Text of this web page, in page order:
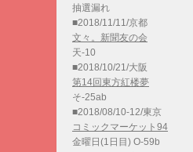
抽選漏れ
■2018/11/11/京都
文々。新聞友の会
天-10
■2018/10/21/大阪
第14回東方紅楼夢
そ-25ab
■2018/08/10-12/東京
コミックマーケット94
金曜日(1日目) O-59b